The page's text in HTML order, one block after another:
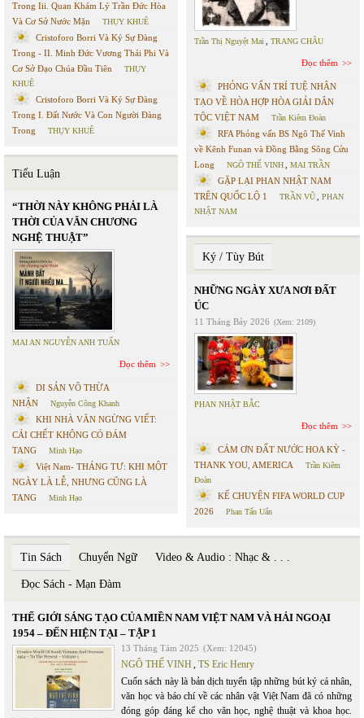
Trong Iii. Quan Khám Lý Trần Đức Hòa
Và Cơ Sở Nước Mặn
THỤY KHUÊ
Cristoforo Borri Và Ký Sự Đàng
Trong - II. Minh Đức Vương Thái Phi Và
Cơ Sở Đạo Chúa Đầu Tiên
THỤY
KHUÊ
Cristoforo Borri Và Ký Sự Đàng
Trong I. Đất Nước Và Con Người Đàng
Trong
THỤY KHUÊ
Tiểu Luận
“THỜI NÀY KHÔNG PHẢI LÀ
THỜI CỦA VĂN CHƯƠNG
NGHỆ THUẬT”
MAI AN NGUYỄN ANH TUẤN
Đọc thêm
DI SẢN VÔ THỪA
NHẬN
Nguyễn Công Khanh
KHI NHÀ VĂN NGỪNG VIẾT:
CÁI CHẾT KHÔNG CÓ ĐÁM
TANG
Minh Hạo
Việt Nam- THÁNG TƯ: KHI MỘT
NGÀY LÀ LỄ, NHƯNG CŨNG LÀ
TANG
Minh Hạo
Trần Thị Nguyệt Mai, TRANG CHÂU
Đọc thêm
PHỎNG VẤN TRÍ TUỆ NHÂN
TẠO VỀ HÒA HỢP HÒA GIẢI DÂN
TỘC VIỆT NAM
Trần Kiêm Đoàn
RFA Phỏng vấn BS Ngô Thế Vinh
về Kênh Funan và Đồng Bằng Sông Cửu
Long
NGÔ THẾ VINH, MAI TRẦN
GẶP LẠI PHAN NHẬT NAM
TRÊN QUỐC LỘ 1
TRẦN VŨ, PHAN
NHẬT NAM
Ký / Tùy Bút
NHỮNG NGÀY XƯA NƠI ĐẤT
ÚC
11 Tháng Bảy 2026 (Xem: 2109)
PHAN NHẬT BẮC
Đọc thêm
CÁM ƠN ĐẤT NƯỚC HOA KỲ -
THANK YOU, AMERICA
Trần Kiêm
Đoàn
KỂ CHUYỆN FIFA WORLD CUP
2026
Phan Tấn Uẩn
Tin Sách Chuyển Ngữ Video & Audio : Nhạc & . . .
Đọc Sách - Mạn Đàm
THẾ GIỚI SÁNG TẠO CỦA MIỀN NAM VIỆT NAM VÀ HẢI NGOẠI
1954 – ĐẾN HIỆN TẠI – TẬP 1
13 Tháng Tám 2025 (Xem: 12045)
NGÔ THẾ VINH, TS Eric Henry
Cuốn sách này là bản dịch tuyển tập những bút ký cá nhân,
văn học và báo chí về các nhân vật Việt Nam đã có những
đóng góp đáng kể cho văn học, nghệ thuật và khoa học.